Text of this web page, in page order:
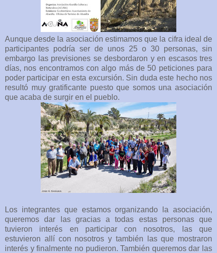
Aunque desde la asociación estimamos que la cifra ideal de
participantes podría ser de unos 25 o 30 personas, sin
embargo las previsiones se desbordaron y en escasos tres
días, nos encontramos con algo más de 50 peticiones para
poder participar en esta excursión. Sin duda este hecho nos
resultó muy gratificante puesto que somos una asociación
que acaba de surgir en el pueblo.
Los integrantes que estamos organizando la asociación,
queremos dar las gracias a todas estas personas que
tuvieron interés en participar con nosotros, las que
estuvieron allí con nosotros y también las que mostraron
interés y finalmente no pudieron. También queremos dar las